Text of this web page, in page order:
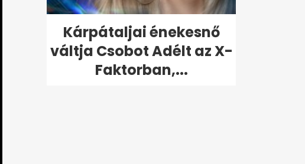
Kárpátaljai énekesnő
váltja Csobot Adélt az X-
Faktorban,...